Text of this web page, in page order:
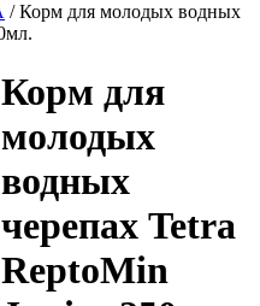
/ Корм для молодых водных
Корм для
молодых
водных
черепах Tetra
ReptoMin